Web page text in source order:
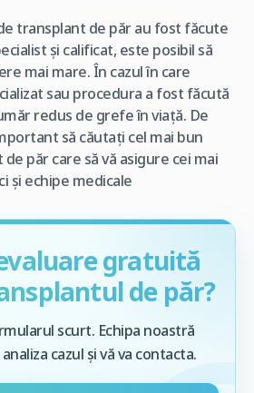
transplant de păr au fost făcute
și calificat, este posibil să
mai mare. În cazul în care
sau procedura a fost făcută
redus de grefe în viață. De
să căutați cel mai bun
păr care să vă asigure cei mai
și echipe medicale
gratuită
de păr?
scurt. Echipa noastră
cazul și vă va contacta.